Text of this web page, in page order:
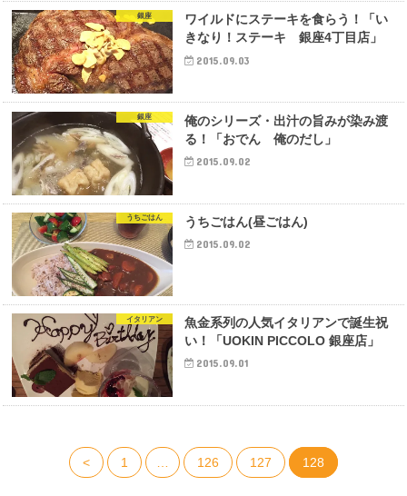
銀座
ワイルドにステーキを食らう！「い
きなり！ステーキ 銀座4丁目店」
2015.09.03
銀座
俺のシリーズ・出汁の旨みが染み渡
る！「おでん 俺のだし」
2015.09.02
うちごはん うちごはん(昼ごはん)
2015.09.02
イタリアン
魚金系列の人気イタリアンで誕生祝
い！「UOKIN PICCOLO 銀座店」
2015.09.01
< 1 … 126 127 128